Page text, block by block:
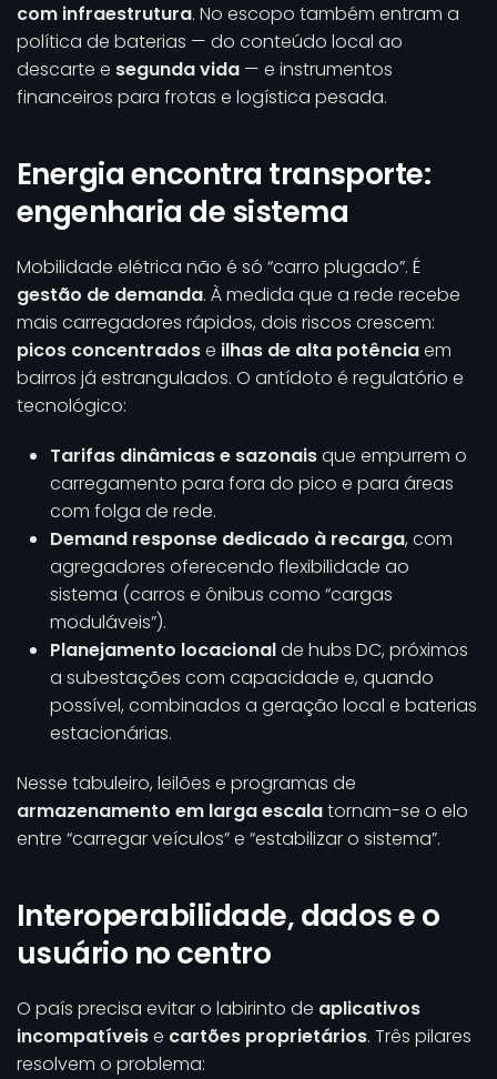
com infraestrutura. No escopo também entram a
política de baterias — do conteúdo local ao
descarte e segunda vida — e instrumentos
financeiros para frotas e logística pesada.
Energia encontra transporte:
engenharia de sistema
Mobilidade elétrica não é só “carro plugado”. É
gestão de demanda. À medida que a rede recebe
mais carregadores rápidos, dois riscos crescem:
picos concentradose ilhas de alta potênciaem
bairros já estrangulados. O antídoto é regulatório e
tecnológico:
Tarifas dinâmicas e sazonaisque empurrem o
carregamento para fora do pico e para áreas
com folga de rede.
Demand response dedicado à recarga, com
agregadores oferecendo flexibilidade ao
sistema (carros e ônibus como “cargas
moduláveis”).
Planejamento locacionalde hubs DC, próximos
a subestações com capacidade e, quando
possível, combinados a geração local e baterias
estacionárias.
Nesse tabuleiro, leilões e programas de
armazenamento em larga escalatornam-se o elo
entre “carregar veículos” e “estabilizar o sistema”.
Interoperabilidade, dados e o
usuário no centro
O país precisa evitar o labirinto de aplicativos
incompatíveise cartões proprietários. Três pilares
resolvem o problema: